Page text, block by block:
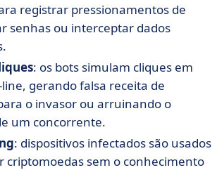
registrar pressionamentos de
senhas ou interceptar dados
: os bots simulam cliques em
gerando falsa receita de
o invasor ou arruinando o
um concorrente.
: dispositivos infectados são usados
criptomoedas sem o conhecimento